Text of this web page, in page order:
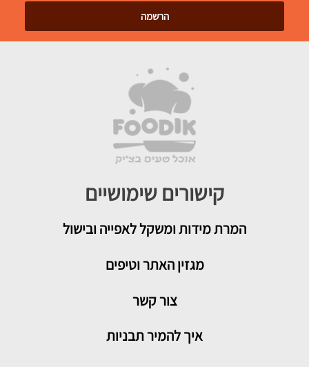
קישורים שימושיים
המרת מידות ומשקל לאפייה ובישול
מגזין האתר וטיפים
צור קשר
איך להמיר תבניות